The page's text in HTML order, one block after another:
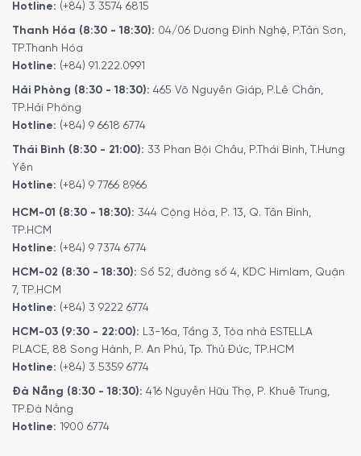
Hotline: (+84) 3 3574 6815
Thanh Hóa (8:30 - 18:30): 04/06 Dương Đình Nghệ, P.Tân Sơn,
TP.Thanh Hóa
Hotline: (+84) 91.222.0991
Hải Phòng (8:30 - 18:30): 465 Võ Nguyên Giáp, P.Lê Chân,
TP.Hải Phòng
Hotline: (+84) 9 6618 6774
Thái Bình (8:30 - 21:00): 33 Phan Bội Châu, P.Thái Bình, T.Hưng
Yên
Hotline: (+84) 9 7766 8966
HCM-01 (8:30 - 18:30): 344 Cộng Hòa, P. 13, Q. Tân Bình,
TP.HCM
Hotline: (+84) 9 7374 6774
HCM-02 (8:30 - 18:30): Số 52, đường số 4, KDC Himlam, Quận
7, TP.HCM
Hotline: (+84) 3 9222 6774
HCM-03 (9:30 - 22:00): L3-16a, Tầng 3, Tòa nhà ESTELLA
PLACE, 88 Song Hành, P. An Phú, Tp. Thủ Đức, TP.HCM
Hotline: (+84) 3 5359 6774
Đà Nẵng (8:30 - 18:30): 416 Nguyễn Hữu Thọ, P. Khuê Trung,
TP.Đà Nẵng
Hotline: 1900 6774